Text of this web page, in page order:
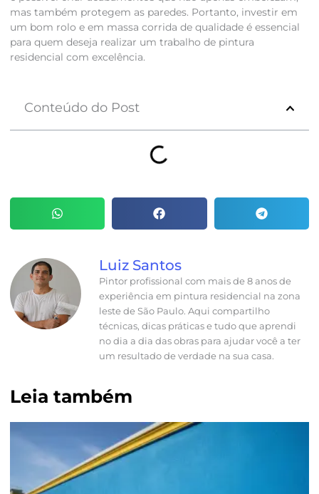
mas também protegem as paredes. Portanto, investir em
um bom rolo e em massa corrida de qualidade é essencial
para quem deseja realizar um trabalho de pintura
residencial com excelência.
Conteúdo do Post
Luiz Santos
Pintor profissional com mais de 8 anos de
experiência em pintura residencial na zona
leste de São Paulo. Aqui compartilho
técnicas, dicas práticas e tudo que aprendi
no dia a dia das obras para ajudar você a ter
um resultado de verdade na sua casa.
Leia também